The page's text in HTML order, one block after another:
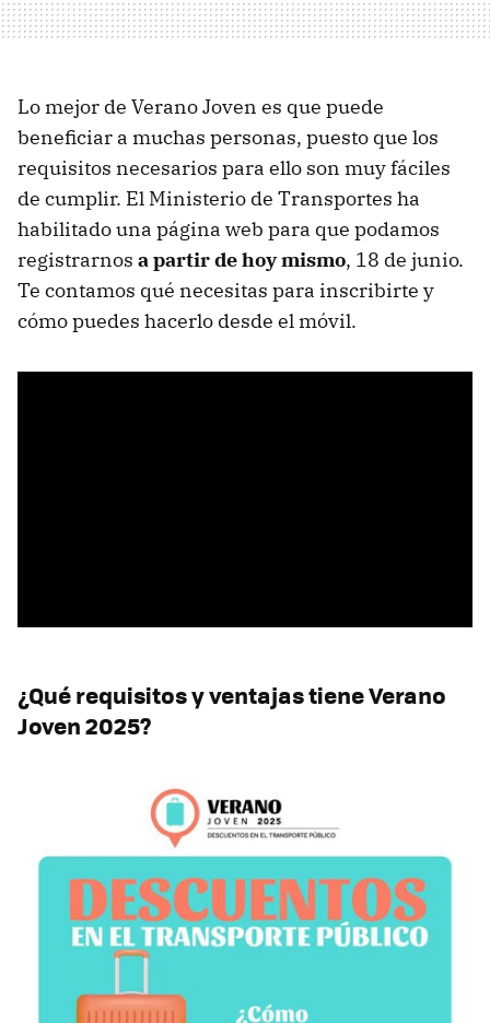
Lo mejor de Verano Joven es que puede
beneficiar a muchas personas, puesto que los
requisitos necesarios para ello son muy fáciles
de cumplir. El Ministerio de Transportes ha
habilitado una página web para que podamos
registrarnos a partir de hoy mismo, 18 de junio.
Te contamos qué necesitas para inscribirte y
cómo puedes hacerlo desde el móvil.
¿Qué requisitos y ventajas tiene Verano
Joven 2025?